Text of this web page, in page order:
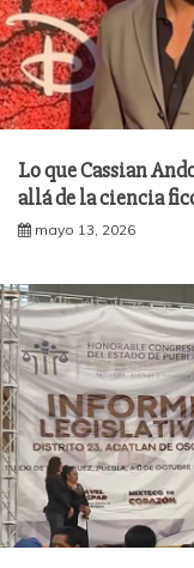
Lo que Cassian
allá de la ciencia
mayo 13, 2026